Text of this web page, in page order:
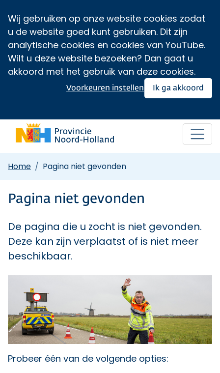
Wij gebruiken op onze website cookies zodat
u de website goed kunt gebruiken. Dit zijn
analytische cookies en cookies van YouTube.
Wilt u deze website bezoeken? Dan gaat u
akkoord met het gebruik van deze cookies.
Ik ga akkoord
Voorkeuren instellen
Home Pagina niet gevonden
Pagina niet gevonden
De pagina die u zocht is niet gevonden.
Deze kan zijn verplaatst of is niet meer
beschikbaar.
Probeer één van de volgende opties: